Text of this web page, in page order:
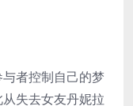
者控制自己的梦
失去女友丹妮拉